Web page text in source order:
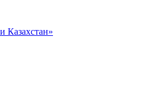
Казахстан»